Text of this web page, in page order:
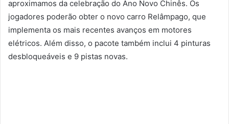
aproximamos da celebração do Ano Novo Chinês. Os
jogadores poderão obter o novo carro Relâmpago, que
implementa os mais recentes avanços em motores
elétricos. Além disso, o pacote também inclui 4 pinturas
desbloqueáveis ​​e 9 pistas novas.